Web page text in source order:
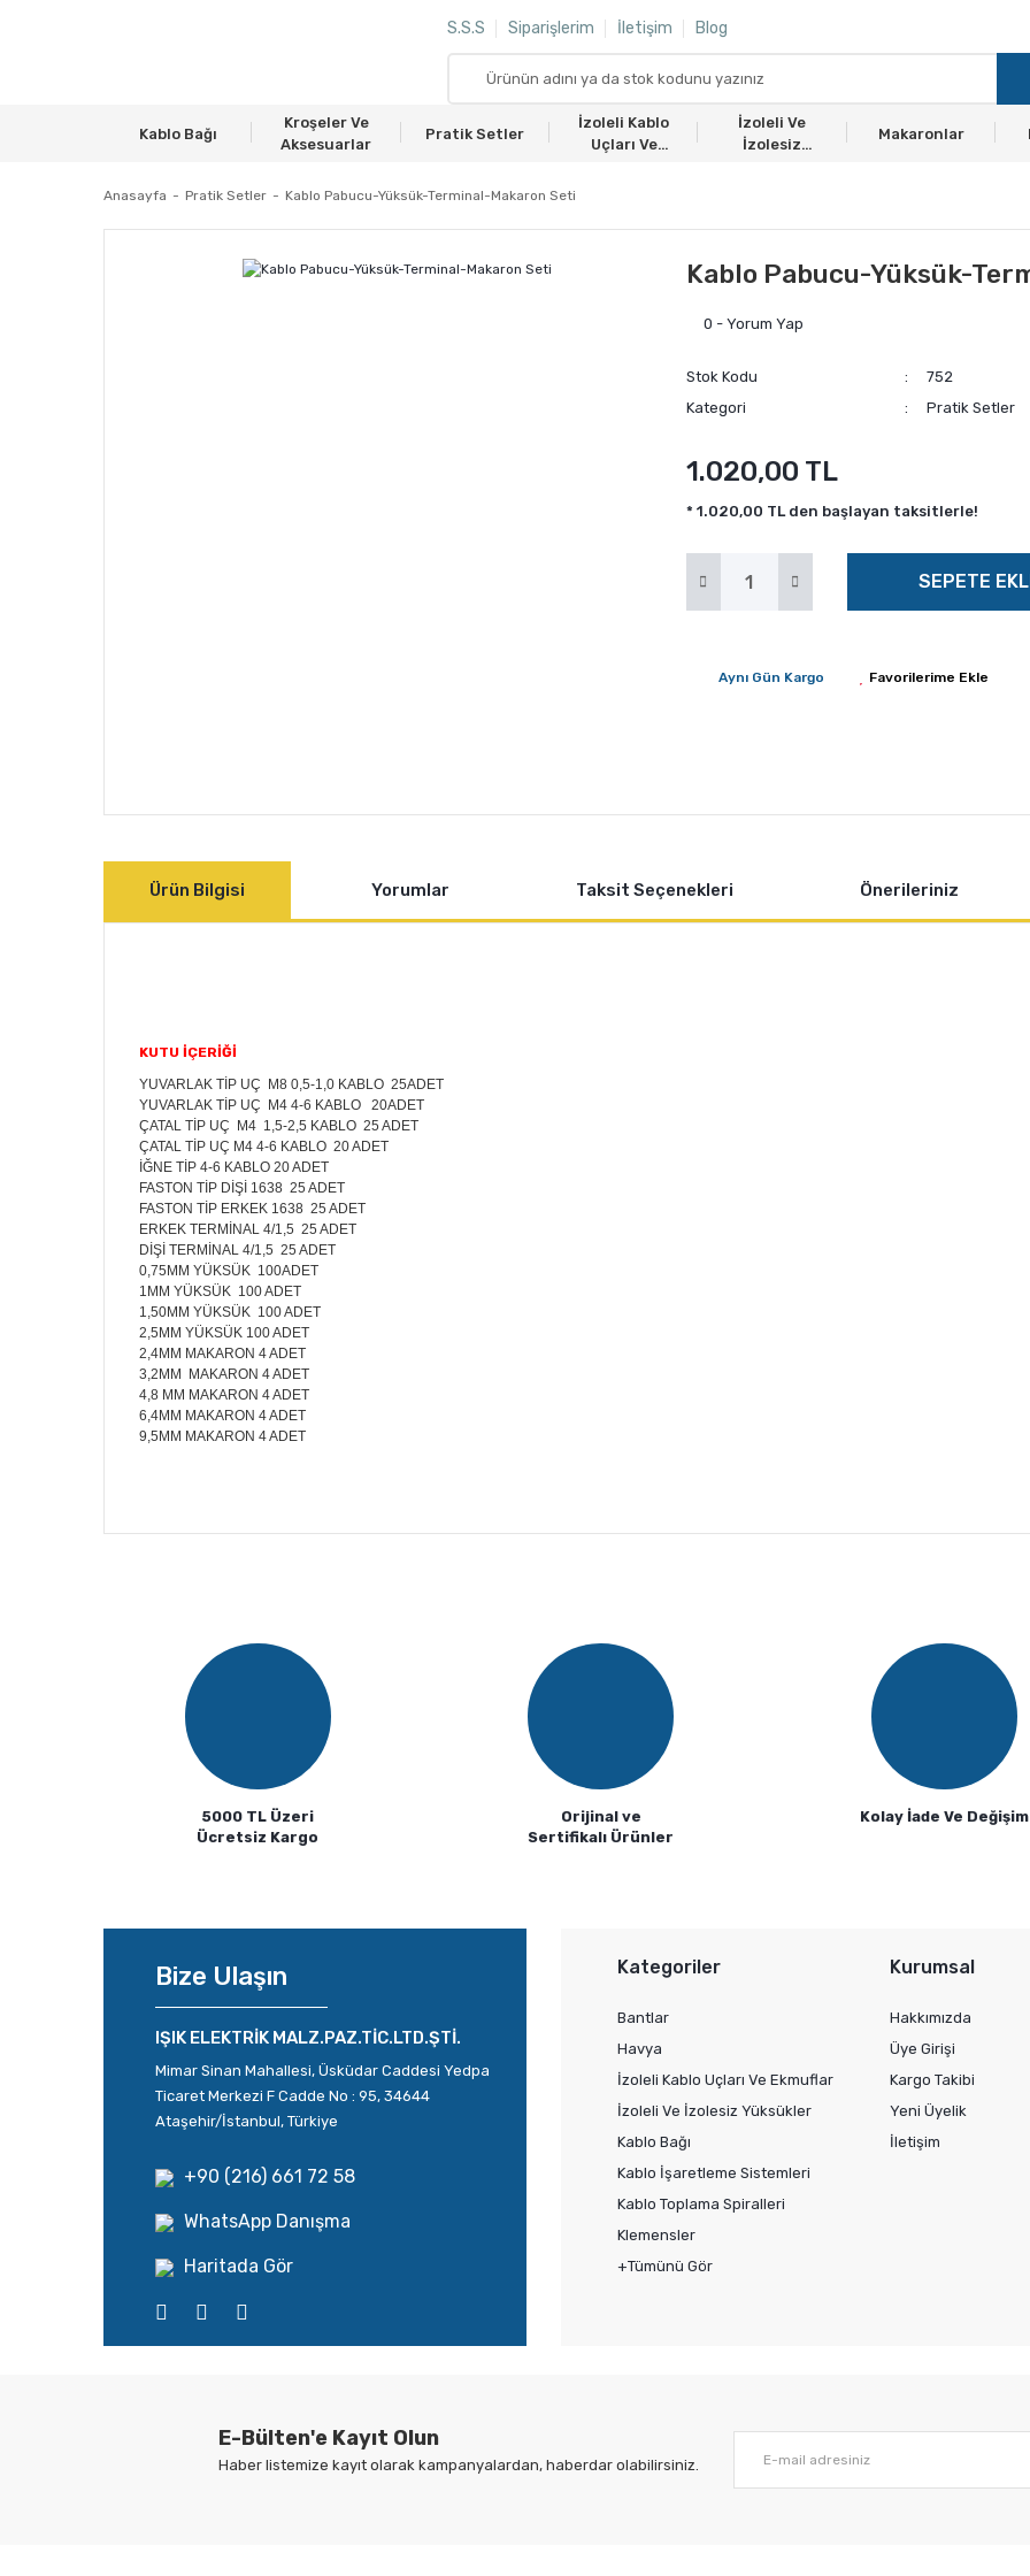
S.S.S Siparişlerim İletişim Blog
Kablo Bağı
Kroşeler Ve
Aksesuarlar
Pratik Setler
İzoleli Kablo
Uçları Ve
İzoleli Ve
İzolesiz
Makaronlar
Anasayfa Pratik Setler Kablo Pabucu-Yüksük-Terminal-Makaron Seti
Kablo Pabucu-Yüksük-
0 - Yorum Yap
Stok Kodu
752
Kategori
Pratik Setler
1.020,00 TL
* 1.020,00 TL den başlayan taksitlerle!
SEPETE
Aynı Gün Kargo
Ürün Bilgisi Yorumlar Taksit Seçenekleri Önerileriniz
KUTU İÇERİĞİ
YUVARLAK TİP UÇ M8 0,5-1,0 KABLO 25ADET
YUVARLAK TİP UÇ M4 4-6 KABLO 20ADET
ÇATAL TİP UÇ M4 1,5-2,5 KABLO 25 ADET
ÇATAL TİP UÇ M4 4-6 KABLO 20 ADET
İĞNE TİP 4-6 KABLO 20 ADET
FASTON TİP DİŞİ 1638 25 ADET
FASTON TİP ERKEK 1638 25 ADET
ERKEK TERMİNAL 4/1,5 25 ADET
DİŞİ TERMİNAL 4/1,5 25 ADET
0,75MM YÜKSÜK 100ADET
1MM YÜKSÜK 100 ADET
1,50MM YÜKSÜK 100 ADET
2,5MM YÜKSÜK 100 ADET
2,4MM MAKARON 4 ADET
3,2MM MAKARON 4 ADET
4,8 MM MAKARON 4 ADET
6,4MM MAKARON 4 ADET
9,5MM MAKARON 4 ADET
Ürün bilgilerinde hatalar bulunuyor.
Ürün fiyatı diğer sitelerden daha pahalı.
Bu ürüne benzer farklı alternatifler olmalı.
5000 TL Üzeri
Ücretsiz Kargo
Orijinal ve
Sertifikalı Ürünler
Kolay İade Ve Değişim
Bize Ulaşın
IŞIK ELEKTRİK MALZ.PAZ.TİC.LTD.ŞTİ.
Mimar Sinan Mahallesi, Üsküdar Caddesi Yedpa
Ticaret Merkezi F Cadde No : 95, 34644
Ataşehir/İstanbul, Türkiye
+90 (216) 661 72 58
WhatsApp Danışma
Haritada Gör
Kategoriler
Bantlar
Havya
İzoleli Kablo Uçları Ve Ekmuflar
İzoleli Ve İzolesiz Yüksükler
Kablo Bağı
Kablo İşaretleme Sistemleri
Kablo Toplama Spiralleri
Klemensler
+Tümünü Gör
Kurumsal
Hakkımızda
Üye Girişi
Kargo Takibi
Yeni Üyelik
İletişim
E-Bülten'e Kayıt Olun
Haber listemize kayıt olarak kampanyalardan, haberdar olabilirsiniz.